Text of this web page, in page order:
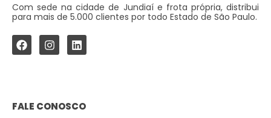
Com sede na cidade de Jundiaí e frota própria, distribui
para mais de 5.000 clientes por todo Estado de São Paulo.
FALE CONOSCO